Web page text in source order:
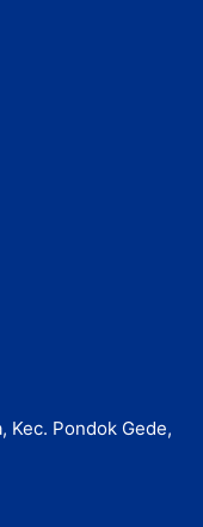
Kec. Pondok Gede,